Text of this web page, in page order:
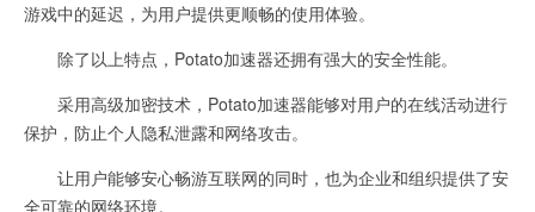
游戏中的延迟，为用户提供更顺畅的使用体验。
除了以上特点，Potato加速器还拥有强大的安全性能。
采用高级加密技术，Potato加速器能够对用户的在线活动进行
保护，防止个人隐私泄露和网络攻击。
让用户能够安心畅游互联网的同时，也为企业和组织提供了安
全可靠的网络环境。